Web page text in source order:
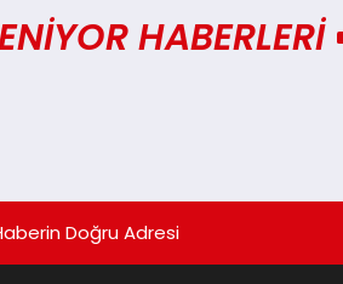
HABERLERI
Doğru Adresi